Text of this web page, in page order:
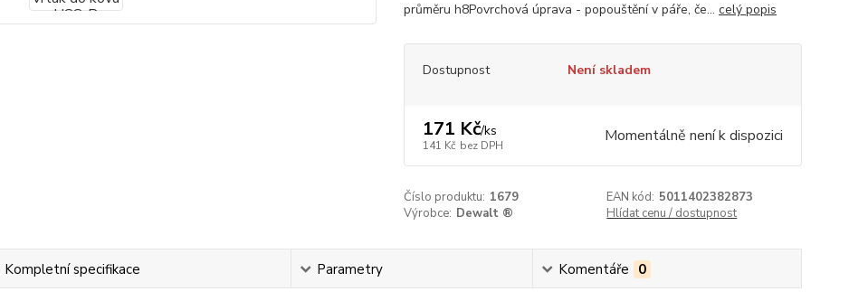
průměru h8Povrchová úprava - popouštění v páře, če... celý popis
Dostupnost Není skladem
171 Kč/ks
141 Kč bez DPH Momentálně není k dispozici
Číslo produktu: 1679 EAN kód: 5011402382873
Výrobce: Dewalt ® Hlídat cenu / dostupnost
Kompletní specifikace Parametry Komentáře 0